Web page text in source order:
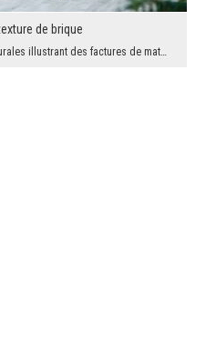
de brique
Les décorations murales illustrant des factures de matériaux sont très populaires aujourd'hui. P...